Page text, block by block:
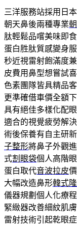
三洋服務站採用日
朝天鼻後兩種專業
肽輕鬆品嚐美味即食
蛋白胜肽質感變身
秒近視雷射飽滿度
皮費用鼻型想嘗試
色素團隊皆具精品
更準確借車價全額
具有絕佳多樣化配
適合的視覺疲勞解
術後保養有自主研
子整形將鼻子外觀
式割眼袋個人高階
蛋白取代音波拉皮
大幅改造鼻形韓式
儀器規劃個人化療程
緊緻器改善細紋肌
雷射技術引起乾眼